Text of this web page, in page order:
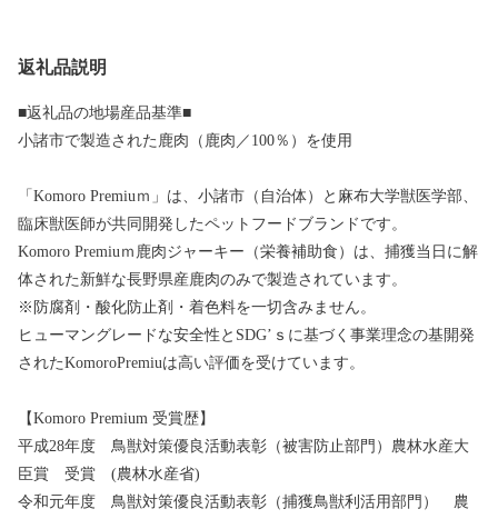
返礼品説明
■返礼品の地場産品基準■
小諸市で製造された鹿肉（鹿肉／100％）を使用
「Komoro Premiuｍ」は、小諸市（自治体）と麻布大学獣医学部、
臨床獣医師が共同開発したペットフードブランドです。
Komoro Premiuｍ鹿肉ジャーキー（栄養補助食）は、捕獲当日に解
体された新鮮な長野県産鹿肉のみで製造されています。
※防腐剤・酸化防止剤・着色料を一切含みません。
ヒューマングレードな安全性とSDG’ｓに基づく事業理念の基開発
されたKomoroPremiuは高い評価を受けています。
【Komoro Premium 受賞歴】
平成28年度 鳥獣対策優良活動表彰（被害防止部門）農林水産大
臣賞 受賞 (農林水産省)
令和元年度 鳥獣対策優良活動表彰（捕獲鳥獣利活用部門） 農